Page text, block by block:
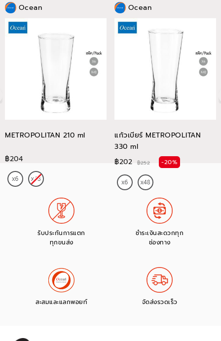
Ocean
METROPOLITAN 210 ml
฿204
Ocean
แก้วเบียร์ METROPOLITAN
330 ml
฿202
฿252 -20%
รับประกันการแตก
ทุกขนส่ง
ชำระเงินสะดวกทุก
ช่องทาง
สะสมและแลกพอยท์ จัดส่งรวดเร็ว